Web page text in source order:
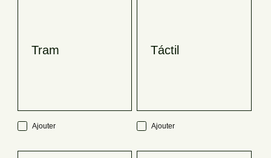
Tram
Ajouter
Táctil
Ajouter